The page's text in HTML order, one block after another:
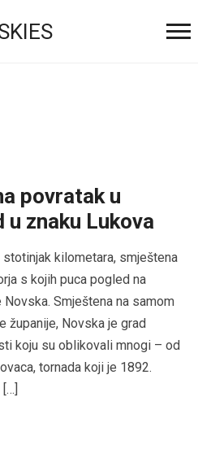
povratak u
znaku Lukova
kilometara, smještena
s kojih puca pogled na
Smještena na samom
Novska je grad
koju su oblikovali mnogi – od
tornada koji je 1892.